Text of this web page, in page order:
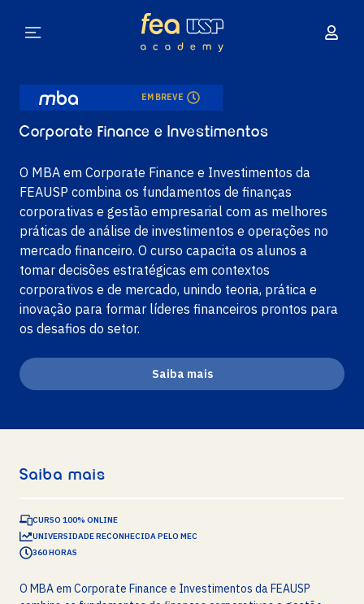
EM BREVE
Corporate Finance e Investimentos
O MBA em Corporate Finance e Investimentos da
FEAUSP combina os fundamentos de finanças
corporativas e gestão empresarial com as melhores
práticas de análise de investimentos e operações no
mercado financeiro. O curso capacita os alunos a
tomar decisões estratégicas em contextos
corporativos e de mercado, unindo teoria, prática e
inovação para formar líderes financeiros prontos para
os desafios do setor.
Saiba mais
Saiba mais
CURSO 100% ONLINE
UNIVERSIDADE RECONHECIDA PELO MEC
360HORAS
O MBA em Corporate Finance e Investimentos da FEAUSP